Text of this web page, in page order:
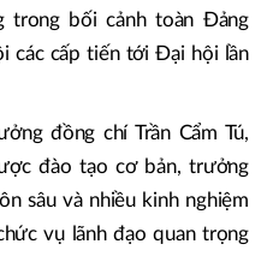
trong bối cảnh toàn Đảng
các cấp tiến tới Đại hội lần
đồng chí Trần Cẩm Tú,
đào tạo cơ bản, trưởng
sâu và nhiều kinh nghiệm
vụ lãnh đạo quan trọng